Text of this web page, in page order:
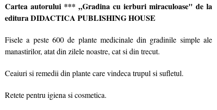
Cartea autorului *** „Gradina cu ierburi miraculoase" de la
editura DIDACTICA PUBLISHING HOUSE
Fisele a peste 600 de plante medicinale din gradinile simple ale
manastirilor, atat din zilele noastre, cat si din trecut.
Ceaiuri si remedii din plante care vindeca trupul si sufletul.
Retete pentru igiena si cosmetica.